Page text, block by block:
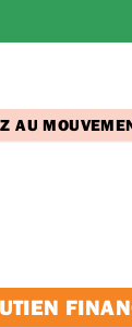
AU